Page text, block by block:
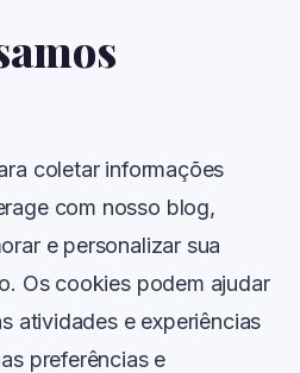
coletar informações
com nosso blog,
e personalizar sua
Os cookies podem ajudar
atividades e experiências
preferências e